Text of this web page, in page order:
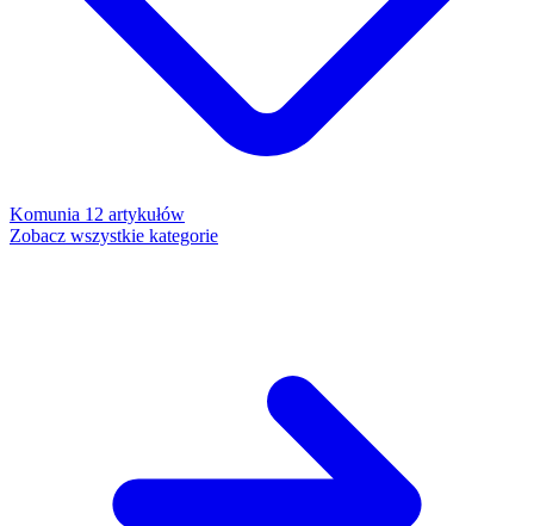
Komunia 12 artykułów
Zobacz wszystkie kategorie